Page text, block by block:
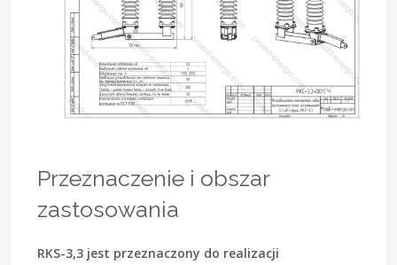
Przeznaczenie i obszar
zastosowania
RKS-3,3 jest przeznaczony do realizacji